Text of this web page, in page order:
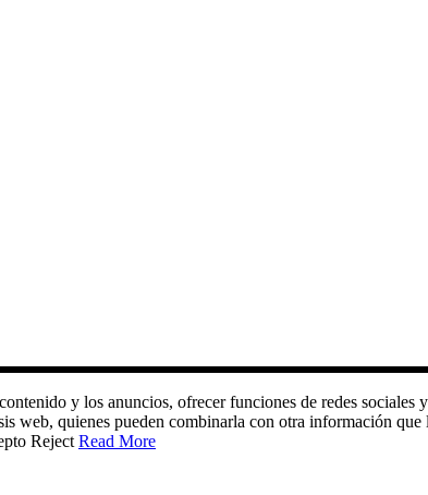
y los anuncios, ofrecer funciones de redes
web, quienes pueden combinarla con otra información
Reject Read More